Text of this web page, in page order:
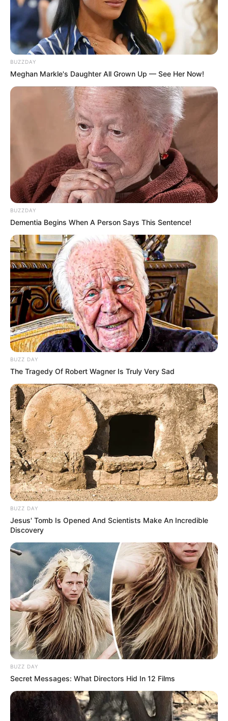
Eingetragen von Daniela.
Spijöök Museum am Vareler Hafen - Das Spijöök ist
das erste Museum für Kuriositäten und
Seemannslegenden, direkt am Vareler Hafen.
Seemännisch bewandertes Personal nimmt die
Gäste mit auf eine Reise in die bisweilen komische
Vergangenheit der Frisischen Küste. Die
spannenden Führungen sind im Eintrittspreis
enthalten. Informationen unter xn--spijk-muaa.de
Eingetragen von Spijöök.
Nationalpark-Haus Dangast, Varel - Als
Erlebniszentrum und außerschulischer Lernort
vermittelt die Informationsausstellung am
Jadebusen umfangreiches Wissen über das
UNESCO-Weltnaturerbe Wattenmeer. Informationen
unter
Sport- und Familienbad Nautimo in Wilhelmshaven -
Hier kann man unabhängig vom Wetter, von der
Jahreszeit und von der Tide baden, den
Erlebnisbereich mit Sprudelbecken und
Großrutschen besuchen sowie den Sauna- und
Wellnessbereich genießen. Informationen unter
Spo
rt- und Familienbad Nautimo.
Deutsches Marinemuseum - Das Museum in
Wilhelmshaven zeigt die rund 160-jährige
Geschichte deutscher Marinen, von 1848 bis in die
Gegenwart. Informationen unter
m.de.
Aquarium Wilhelmshaven - Eine weitere
Erlebniswelt an der so genannten Maritimen Meile
des Südstrandes von Wilhelmshaven, die eine
faszinierende Reise durch die Meere und
Lebensräume unserer Erde bietet. Informationen
unterwww.aquarium-wilhelmshaven.de.
Störtebeker Park in Wilhelmshaven - Ein Spiel-,
Lern- und Freizeitpark an der Nordseeküste für
Familien, Kinder und speziell auch für Behinderte.
Informationen unter
r Park.
Wattenmeerhaus Wilhelmshaven - Das
Wattenmeerhaus verspricht Spannung, Gänsehaut
und Staunen. Es entführt seine Besucher mit vielen
interaktiven Ausstellungselementen in die
faszinierende Welt der Nordseeküste. Informationen
unterwww.wattenmeerhaus.de.
Piratenamüseum Wilhelmshaven - Wie der Name
schon andeutet, wird auf unterhaltsame Weise die
Geschichte der Piraterie, von Klaus Störtebeker
über das goldene Zeitalter der Piraterie bis zum
Informationen unter
Kaiser-Wilhelm-Brücke in Wilhelmshaven - Eine
Sehenswürdigkeit und das Wahrzeichen von
BUZZDAY
Meghan Markle's Daughter All Grown Up — See Her Now!
BUZZDAY
Dementia Begins When A Person Says This Sentence!
BUZZ DAY
The Tragedy Of Robert Wagner Is Truly Very Sad
BUZZ DAY
Jesus' Tomb Is Opened And Scientists Make An Incredible
Discovery
BUZZ DAY
Secret Messages: What Directors Hid In 12 Films